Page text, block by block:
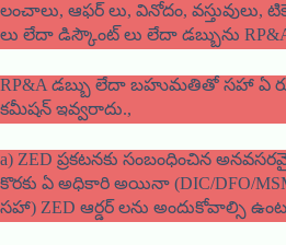
లంచాలు, ఆఫర్ లు, వినోదం, వస్తువులు,
లు లేదా డిస్కౌంట్ లు లేదా డబ్బును
RP&A డబ్బు లేదా బహుమతితో సహా ఏ
కమీషన్ ఇవ్వరాదు.,
a) ZED ప్రకటనకు సంబంధించిన
కొరకు ఏ అధికారి అయినా (DIC/DFO/
సహా) ZED ఆర్డర్ లను అందుకోవాల్సి